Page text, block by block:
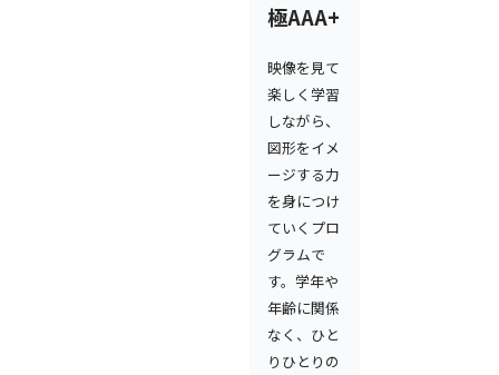
極AAA+
映像を見て
楽しく学習
しながら、
図形をイメ
ージする力
を身につけ
ていくプロ
グラムで
す。学年や
年齢に関係
なく、ひと
りひとりの